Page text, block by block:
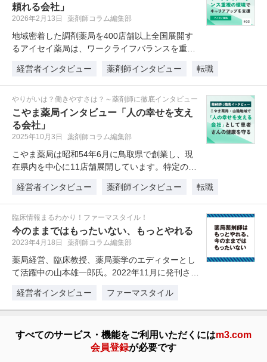
頼れる会社」
2026年2月13日 薬剤師コラム編集部
地域密着した調剤薬局を400店舗以上全国展開す
るアイセイ薬局は、ワークライフバランスを重視
経営者インタビュー
薬剤師インタビュー 転職
やりがいは？働きやすさは？～薬剤師に徹底インタビュー
こやま薬局インタビュー「人の幸せを支え
る会社」
2025年10月3日 薬剤師コラム編集部
こやま薬局は昭和54年6月に鳥取県で創業し、現
在県内を中心に11店舗展開しています。特定の地
経営者インタビュー
薬剤師インタビュー 転職
臨床情報まるわかり！ファーマスタイル！
今のままではもったいない、もっとやれる
2023年4月18日 薬剤師コラム編集部
薬局経営、臨床教授、薬局薬学のエディターとし
て活躍中の山本雄一郎氏。2022年11月に発刊され
経営者インタビュー
ファーマスタイル
すべてのサービス・機能をご利用いただくにはm3.com
会員登録が必要です